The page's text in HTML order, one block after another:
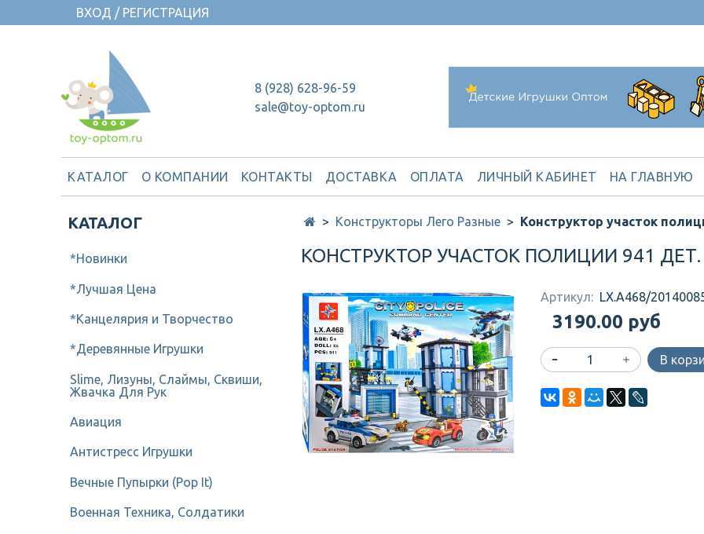
ВХОД / РЕГИСТРАЦИЯ
8 (928) 628-96-59
sale@toy-optom.ru
КАТАЛОГ О КОМПАНИИ КОНТАКТЫ ДОСТАВКА ОПЛАТА ЛИЧНЫЙ КАБИНЕТ НА ГЛАВНУЮ
Конструкторы Лего Разные Конструктор участок
КОНСТРУКТОР УЧАСТОК ПОЛИЦИИ 941 ДЕТ.
Артикул: LX.A468/
3190.00 руб
В
КАТАЛОГ
*Новинки
*Лучшая Цена
*Канцелярия и Творчество
*Деревянные Игрушки
Slime, Лизуны, Слаймы, Сквиши,
Жвачка Для Рук
Авиация
Антистресс Игрушки
Вечные Пупырки (Pop It)
Военная Техника, Солдатики